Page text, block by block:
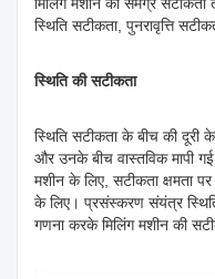
स्थिति सटीकता, पुनरावृत्ति
स्थिति की सटीकता
स्थिति सटीकता के बीच की दूरी
और उनके बीच वास्तविक मापी
मशीन के लिए, सटीकता क्षमता
के लिए। प्रसंस्करण संयंत्र स्थिति
गणना करके मिलिंग मशीन की